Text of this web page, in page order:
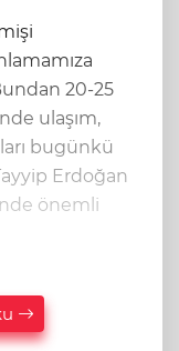
ulaşım,
bugünkü
önemli